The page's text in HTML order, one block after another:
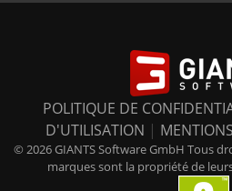
POLITIQUE DE
D'UTILISATION |
© 2026 GIANTS Software GmbH Tous
marques sont la propriété de